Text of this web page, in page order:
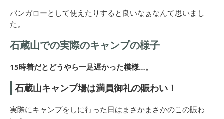
バンガローとして使えたりすると良いなぁなんて思いまし
た。
石蔵山での実際のキャンプの様子
15時着だとどうやら一足遅かった模様…。
石蔵山キャンプ場は満員御礼の賑わい！
実際にキャンプをしに行った日はまさかまさかのこの賑わ